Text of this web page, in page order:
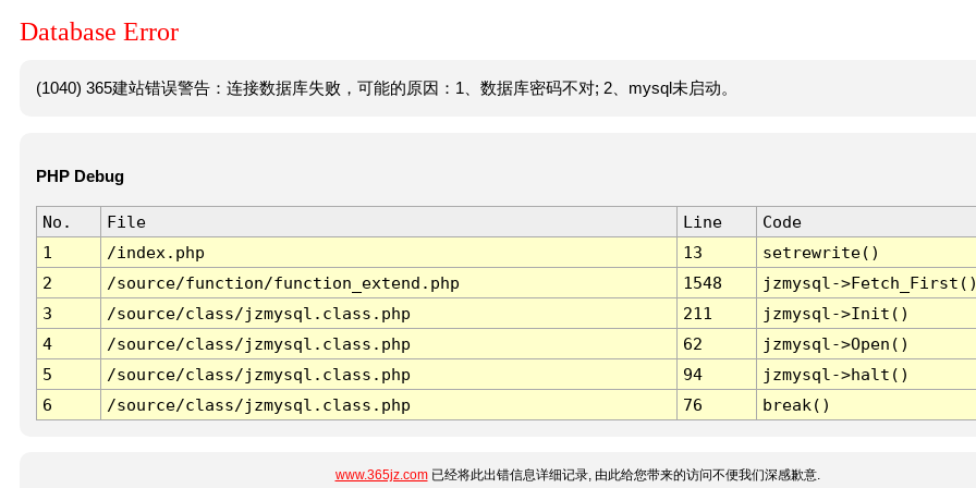
Database Error
(1040) 365建站错误警告：连接数据库失败，可能的原因：1、数据库密码不对; 2、mysql未启动。
PHP Debug
No. File Line
Code
1
/index.php 13
setrewrite()
2
/source/function/function_extend.php 1548
jzmysql-
3
/source/class/jzmysql.class.php 211
jzmysql->Init()
4
/source/class/jzmysql.class.php 62
jzmysql->Open()
5
/source/class/jzmysql.class.php 94
jzmysql->halt()
6
/source/class/jzmysql.class.php 76 break()
www.365jz.com已经将此出错信息详细记录, 由此给您带来的访问不便我们深感歉意.